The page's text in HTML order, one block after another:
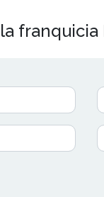
franquicia